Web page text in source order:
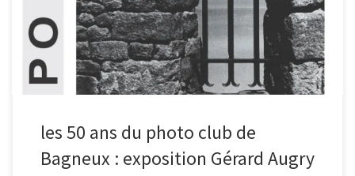
midi ou bien en prenant rendez-vous. Un vernissage a lieu le
vendredi 10 février à partir de 18h. Au-delà du vernissage, des
permanences sont organisées de 14h à 18h :
les 50 ans du photo club de
Bagneux : exposition Gérard Augry